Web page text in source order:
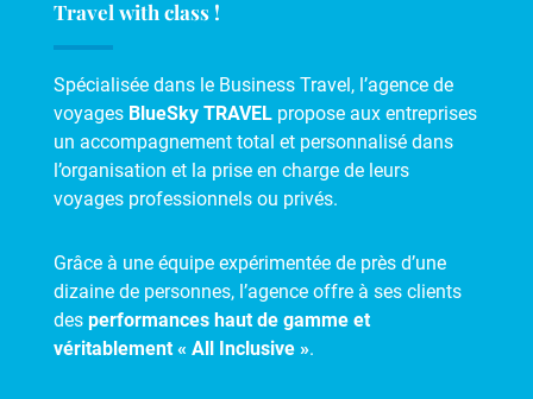
Travel with class !
Spécialisée dans le Business Travel, l’agence de
voyages BlueSky TRAVEL propose aux entreprises
un accompagnement total et personnalisé dans
l’organisation et la prise en charge de leurs
voyages professionnels ou privés.
Grâce à une équipe expérimentée de près d’une
dizaine de personnes, l’agence offre à ses clients
des performances haut de gamme et
véritablement « All Inclusive ».